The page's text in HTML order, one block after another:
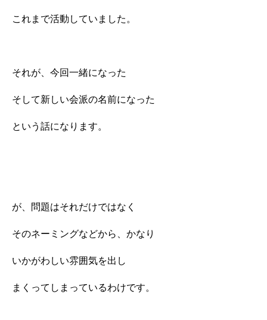
これまで活動していました。
それが、今回一緒になった
そして新しい会派の名前になった
という話になります。
が、問題はそれだけではなく
そのネーミングなどから、かなり
いかがわしい雰囲気を出し
まくってしまっているわけです。